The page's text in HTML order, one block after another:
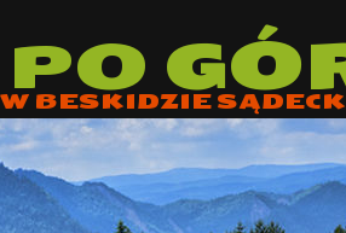
PO
BESKIDZIE